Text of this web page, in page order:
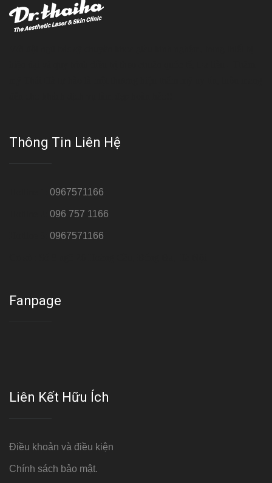
Thông Tin Liên Hệ
0967571166
096 757 1166
0967571166
Fanpage
Liên Kết Hữu Ích
Điều khoản và điều kiện
Chính sách bảo mật.